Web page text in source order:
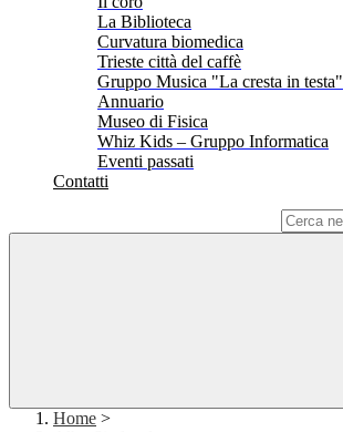
La Biblioteca
Curvatura biomedica
Trieste città del caffè
Gruppo Musica "La cresta in testa"
Annuario
Museo di Fisica
Whiz Kids – Gruppo Informatica
Eventi passati
Contatti
Home >